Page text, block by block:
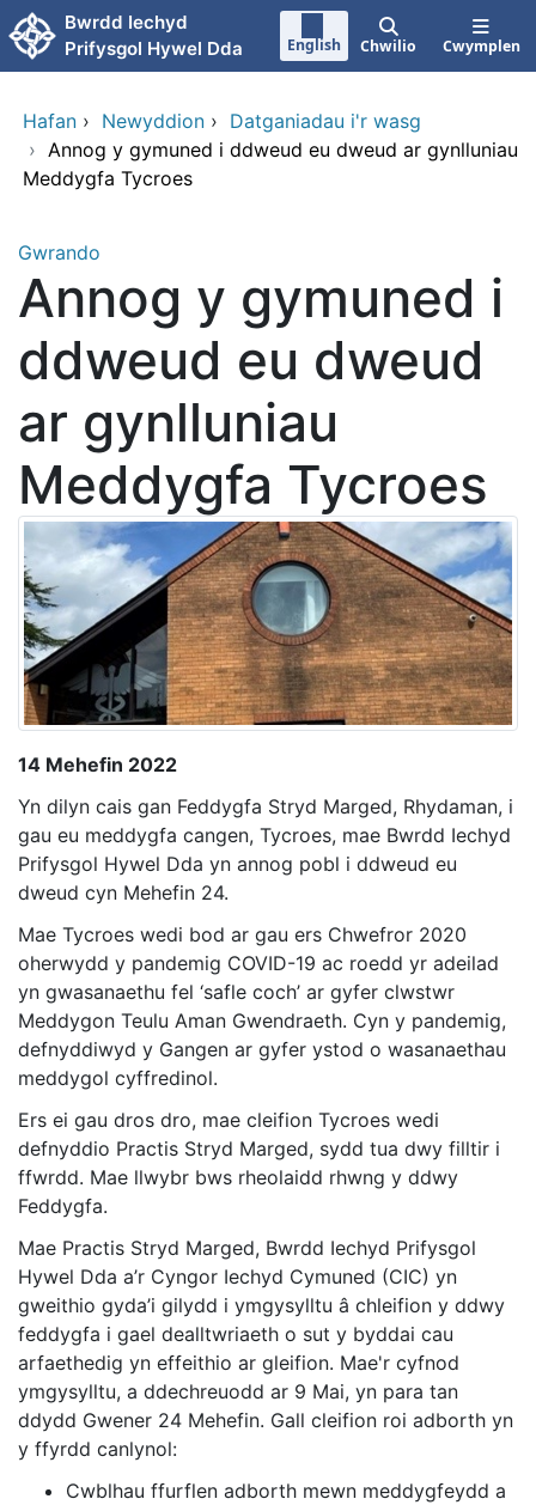
Neidio i'r prif gynnwy
Bwrdd Iechyd
Prifysgol Hywel Dda
English Chwilio Cwymplen
Hafan › Newyddion › Datganiadau i'r wasg
› Annog y gymuned i ddweud eu dweud ar gynlluniau
Meddygfa Tycroes
Gwrando
Annog y gymuned i
ddweud eu dweud
ar gynlluniau
Meddygfa Tycroes
14 Mehefin 2022
Yn dilyn cais gan Feddygfa Stryd Marged, Rhydaman, i
gau eu meddygfa cangen, Tycroes, mae Bwrdd Iechyd
Prifysgol Hywel Dda yn annog pobl i ddweud eu
dweud cyn Mehefin 24.
Mae Tycroes wedi bod ar gau ers Chwefror 2020
oherwydd y pandemig COVID-19 ac roedd yr adeilad
yn gwasanaethu fel ‘safle coch’ ar gyfer clwstwr
Meddygon Teulu Aman Gwendraeth. Cyn y pandemig,
defnyddiwyd y Gangen ar gyfer ystod o wasanaethau
meddygol cyffredinol.
Ers ei gau dros dro, mae cleifion Tycroes wedi
defnyddio Practis Stryd Marged, sydd tua dwy filltir i
ffwrdd. Mae llwybr bws rheolaidd rhwng y ddwy
Feddygfa.
Mae Practis Stryd Marged, Bwrdd Iechyd Prifysgol
Hywel Dda a’r Cyngor Iechyd Cymuned (CIC) yn
gweithio gyda’i gilydd i ymgysylltu â chleifion y ddwy
feddygfa i gael dealltwriaeth o sut y byddai cau
arfaethedig yn effeithio ar gleifion. Mae'r cyfnod
ymgysylltu, a ddechreuodd ar 9 Mai, yn para tan
ddydd Gwener 24 Mehefin. Gall cleifion roi adborth yn
y ffyrdd canlynol:
Cwblhau ffurflen adborth mewn meddygfeydd a